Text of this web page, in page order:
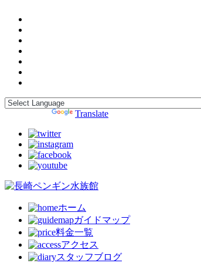
Translate
ホーム
ガイドマップ
料金一覧
アクセス
スタッフブログ